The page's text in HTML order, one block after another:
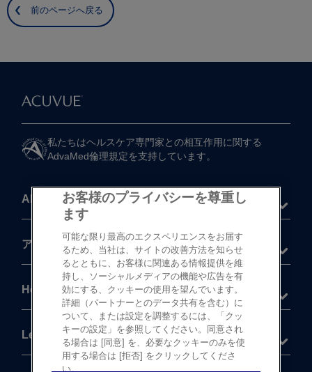
前のページへ戻る
私たちは​ヘルスケア専門家との​相互作用に​関する​
AdvaMed倫理規定を​支持しています。
About
アキュビュー®製品
Help
Legal
お客様のプライバシーを尊重し
ます
可能な限り最高のエクスペリエンスをお届す
るため、当社は、サイトの改善方法を知らせ
るとともに、お客様に関連ある情報提供を維
持し、ソーシャルメディアの機能や広告を有
効にする、クッキーの使用を望んでいます。
詳細（パートナーとのデータ共有を含む）に
ついて、または設定を調整するには、「クッ
キーの設定」を参照してください。同意され
る場合は [同意] を、必要なクッキーのみを使
用する場合は [拒否] をクリックしてくださ
い。